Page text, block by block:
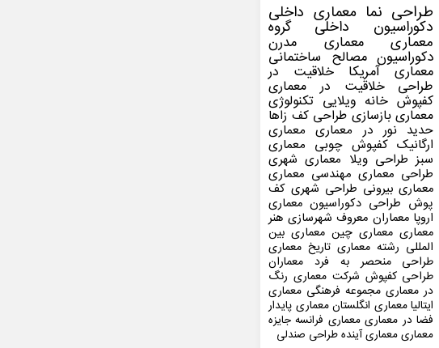
طراحی نما معماری داخلی
دکوراسیون داخلی گروه
معماری معماری مدرن
دکوراسیون مصالح ساختمانی
معماری آمریکا خلاقیت در
طراحی خلاقیت در معماری
کفپوش خانه ویلایی تکنولوژی
معماری بازسازی طراحی کف زاها
حدید نور در معماری معماری
ارگانیک کفپوش چوبی معماری
سبز طراحی ویلا معماری شهری
طراحی معماری مهندسی معماری
معماری بیرونی طراحی شهری کف
پوش طراحی دکوراسیون معماری
اروپا معماران معروف شهرسازی هنر
معماری معماری چین معماری بین
المللی رشته معماری تاریخ معماری
طراحی منحصر به فرد معماران
طراحی کفپوش شرکت معماری رنگ
در معماری مجموعه فرهنگی معماری
ایتالیا معماری انگلستان معماری پایدار
فضا در معماری معماری فرانسه جایزه
معماریمعماری آیندهطراحی صندلی